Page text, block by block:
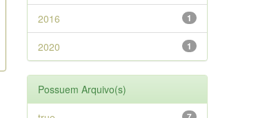
1
2016
1
2020
Possuem Arquivo(s)